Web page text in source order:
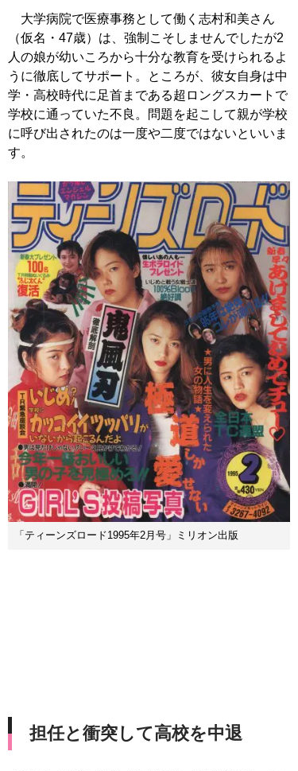
大学病院で医療事務として働く志村和美さん
（仮名・47歳）は、強制こそしませんでしたが2
人の娘が幼いころから十分な教育を受けられるよ
うに徹底してサポート。ところが、彼女自身は中
学・高校時代に足首まである超ロングスカートで
学校に通っていた不良。問題を起こして親が学校
に呼び出されたのは一度や二度ではないといいま
す。
「ティーンズロード1995年2月号」ミリオン出版
担任と衝突して高校を中退